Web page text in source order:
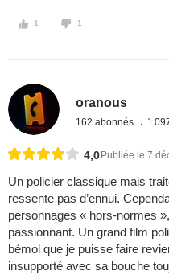
1 1
oranous
162 abonnés 1
4,0 Publiée le 7
Un policier classique mais
ressente pas d’ennui.
personnages « hors-normes
passionnant. Un grand film
bémol que je puisse faire
insupporté avec sa bouche